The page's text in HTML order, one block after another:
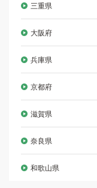
三重県
大阪府
兵庫県
京都府
滋賀県
奈良県
和歌山県